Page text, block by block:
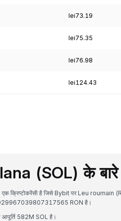
lei73.19
lei75.35
lei76.98
lei124.43
(SOL) के
क्रिप्टोकरेंसी है जिसे Bybit पर Leu roumain
RON है।
आपूर्ति 582M SOL है।